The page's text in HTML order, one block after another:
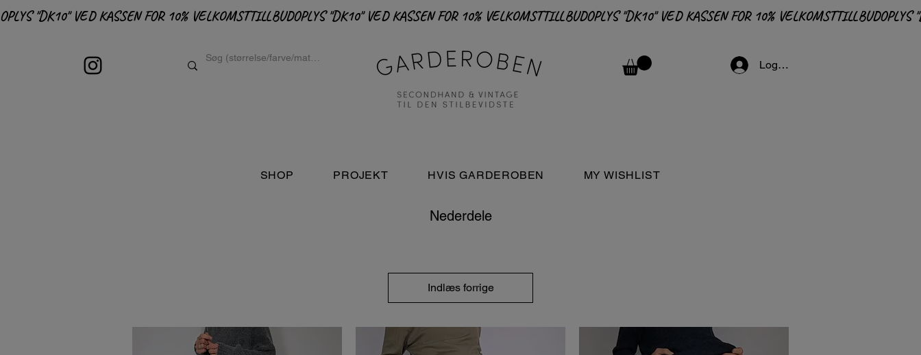
OPLYS "DK10" VED KASSEN FOR 10% VELKOMSTTILLBUD
Logga in
SHOP PROJEKT HVIS GARDEROBEN MY WISHLIST
Nederdele
Indlæs forrige